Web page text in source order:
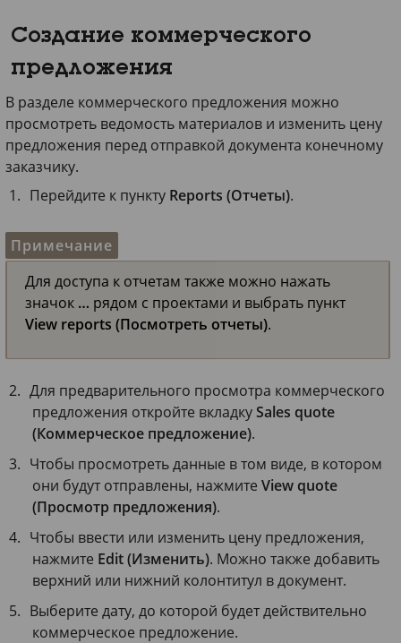
Создание коммерческого
предложения
В разделе коммерческого предложения можно
просмотреть ведомость материалов и изменить цену
предложения перед отправкой документа конечному
заказчику.
Перейдите к пункту Reports (Отчеты).
Примечание
Для доступа к отчетам также можно нажать
значок … рядом с проектами и выбрать пункт
View reports (Посмотреть отчеты).
Для предварительного просмотра коммерческого
предложения откройте вкладкуSales quote
(Коммерческое предложение).
Чтобы просмотреть данные в том виде, в котором
они будут отправлены, нажмите View quote
(Просмотр предложения).
Чтобы ввести или изменить цену предложения,
нажмите Edit (Изменить). Можно также добавить
верхний или нижний колонтитул в документ.
Выберите дату, до которой будет действительно
коммерческое предложение.